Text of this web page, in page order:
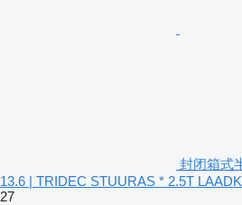
封闭箱式
13.6 | TRIDEC STUURAS * 2.5T
27